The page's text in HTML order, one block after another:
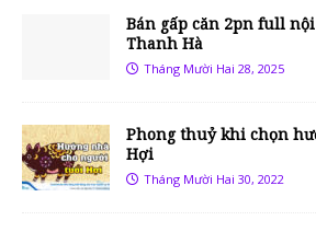
Bán gấp căn 2pn full
Thanh Hà
Tháng Mười Hai 28, 2025
Phong thuỷ khi chọn
Hợi
Tháng Mười Hai 30, 2022